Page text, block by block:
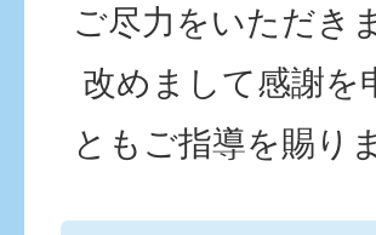
ご尽力をいただき
改めまして感謝を
ともご指導を賜り